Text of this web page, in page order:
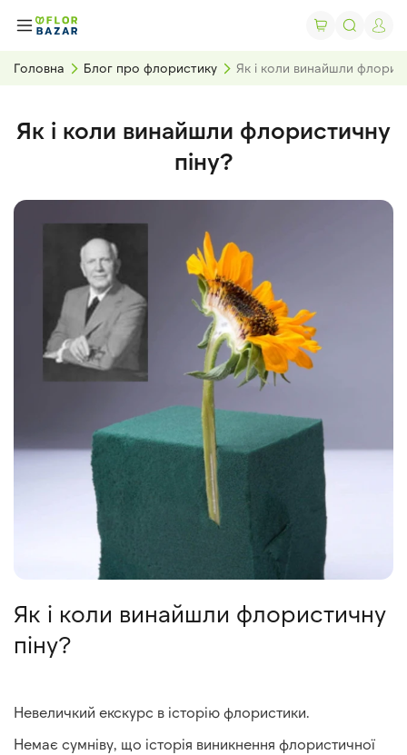
Головна Блог про флористику Як і коли винайшли
Як і коли винайшли флористичну
піну?
Як і коли винайшли флористичну
піну?
Невеличкий екскурс в історію флористики.
Немає сумніву, що історія виникнення флористичної